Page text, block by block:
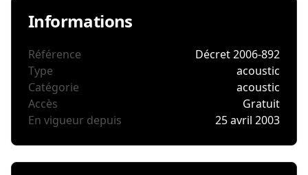
Informations
Référence
Décret 2006-892
Type
acoustic
Catégorie
acoustic
Accès
Gratuit
En vigueur depuis
25 avril 2003